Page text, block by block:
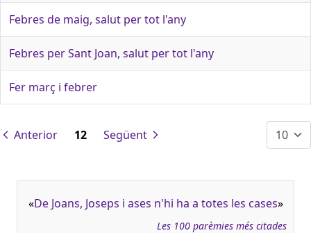
Febres de maig, salut per tot l'any
Febres per Sant Joan, salut per tot l'any
Fer març i febrer
Anterior 12 Següent
«De Joans, Joseps i ases n'hi ha a totes les cases»
Les 100 parèmies més citades